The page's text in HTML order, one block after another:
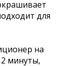
для
на
минуты,